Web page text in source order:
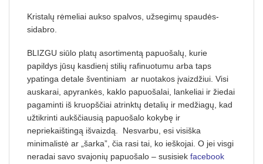
Kristalų rėmeliai aukso spalvos, užsegimų spaudės-
sidabro.
BLIZGU siūlo platų asortimentą papuošalų, kurie
papildys jūsų kasdienį stilių rafinuotumu arba taps
ypatinga detale šventiniam ar nuotakos įvaizdžiui. Visi
auskarai, apyrankės, kaklo papuošalai, lankeliai ir žiedai
pagaminti iš kruopščiai atrinktų detalių ir medžiagų, kad
užtikrinti aukščiausią papuošalo kokybę ir
nepriekaištingą išvaizdą. Nesvarbu, esi visiška
minimalistė ar „šarka”, čia rasi tai, ko ieškojai. O jei visgi
neradai savo svajonių papuošalo – susisiek facebook